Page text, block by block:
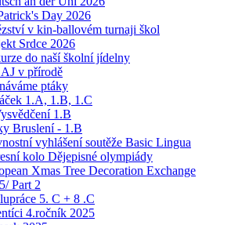
Day 2026
v kin-ballovém turnaji škol
Srdce 2026
do naší školní jídelny
v přírodě
ptáky
1.A, 1.B, 1.C
1.B
Bruslení - 1.B
vyhlášení soutěže Basic Lingua
kolo Dějepisné olympiády
Xmas Tree Decoration Exchange
Part 2
5. C + 8 .C
4.ročník 2025